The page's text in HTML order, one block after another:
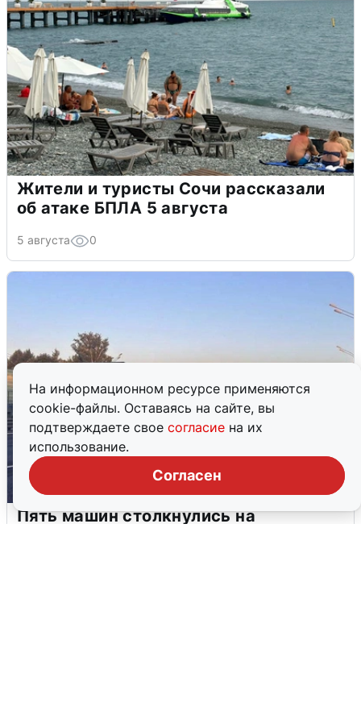
На информационном ресурсе применяются
cookie-файлы. Оставаясь на сайте, вы
подтверждаете свое согласие на их
использование.
Согласен
Жители и туристы Сочи рассказали
об атаке БПЛА 5 августа
5 августа 0
Пять машин столкнулись на